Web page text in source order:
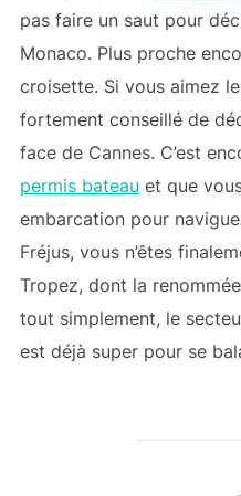
pas faire un saut pour
Monaco. Plus proche
croisette. Si vous aimez
fortement conseillé de
face de Cannes. C’est
permis bateau et que
embarcation pour
Fréjus, vous n’êtes
Tropez, dont la
tout simplement, le
est déjà super pour se